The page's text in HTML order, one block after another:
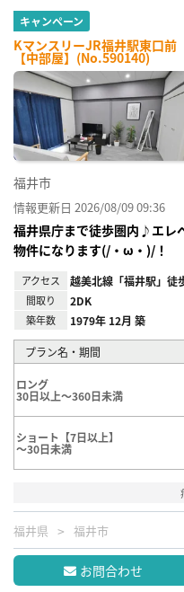
キャンペーン
KマンスリーJR福井駅東口前
【中部屋】(No.590140)
福井市
情報更新日 2026/08/09 09:36
福井県庁まで徒歩圏内♪エレ
物件になります(/・ω・)/！
アクセス 越美北線「福井駅」徒
間取り 2DK
築年数 1979年 12月 築
プラン名・期間
ロング
30日以上～360日未満
ショート【7日以上】
～30日未満
福井県 福井市
お問合わせ